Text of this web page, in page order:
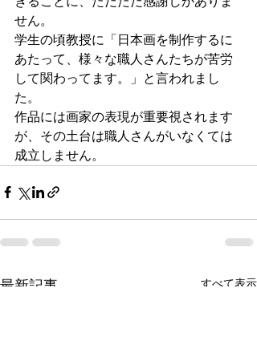
せん。
学生の頃教授に「日本画を制作するに
あたって、様々な職人さんたちが苦労
して関わってます。」と言われまし
た。
作品には画家の表現が重要視されます
が、その土台は職人さんがいなくては
成立しません。
最新記事 すべて表示